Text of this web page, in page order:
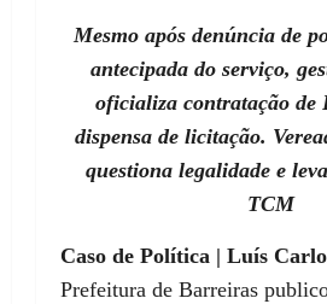
Mesmo após denúncia de
antecipada do serviço,
oficializa contratação de
dispensa de licitação.
questiona legalidade e
TCM
Caso de Política | Luís
Prefeitura de Barreiras